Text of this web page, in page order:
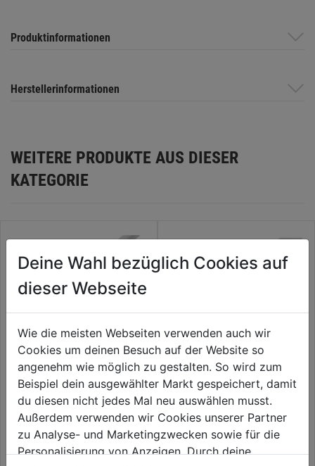
Produktinformationen
Herstellerinformationen
WEITERE PRODUKTE AUS DIESER
KATEGORIE
Klemmprofil Kunstoff weiß
0.0 (0)
0.0
von
2,39€
H-Profil PVC-U weiß
0.0 (0)
0.0
von
2,59€
Deine Wahl bezüglich Cookies auf
dieser Webseite
Wie die meisten Webseiten verwenden auch wir
Cookies um deinen Besuch auf der Website so
angenehm wie möglich zu gestalten. So wird zum
Beispiel dein ausgewählter Markt gespeichert, damit
du diesen nicht jedes Mal neu auswählen musst.
Außerdem verwenden wir Cookies unserer Partner
zu Analyse- und Marketingzwecken sowie für die
Personalisierung von Anzeigen. Durch deine